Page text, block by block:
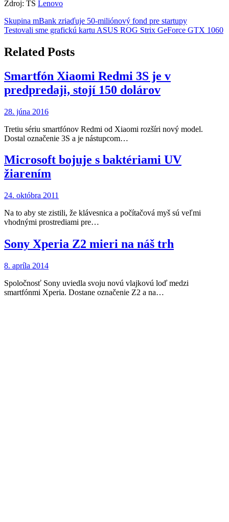
Zdroj: TS Lenovo
Navigácia
v
článku
Skupina mBank zriaďuje 50-miliónový fond pre startupy
Testovali sme grafickú kartu ASUS ROG Strix GeForce GTX 1060
Related Posts
Smartfón Xiaomi Redmi 3S je v
predpredaji, stojí 150 dolárov
28. júna 2016
Tretiu sériu smartfónov Redmi od Xiaomi rozšíri nový model.
Dostal označenie 3S a je nástupcom…
Microsoft bojuje s baktériami UV
žiarením
24. októbra 2011
Na to aby ste zistili, že klávesnica a počítačová myš sú veľmi
vhodnými prostrediami pre…
Sony Xperia Z2 mieri na náš trh
8. apríla 2014
Spoločnosť Sony uviedla svoju novú vlajkovú loď medzi
smartfónmi Xperia. Dostane označenie Z2 a na…